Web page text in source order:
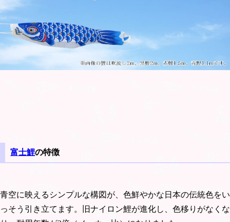
富士鯉の特徴
青空に映えるシンプルな構図が、色鮮やかな日本の伝統色をい
っそう引き立てます。旧ナイロン鯉が進化し、色移りがなくな